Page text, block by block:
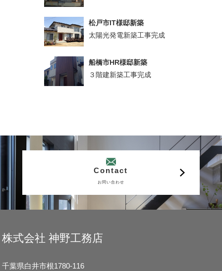
松戸市IT様邸新築
太陽光発電新築工事完成
船橋市HR様邸新築
３階建新築工事完成
Contact
お問い合わせ
株式会社 神野工務店
千葉県白井市根1780-116